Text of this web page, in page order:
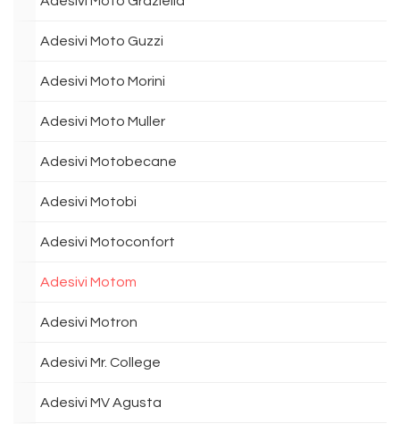
Adesivi Moto Guzzi
Adesivi Moto Morini
Adesivi Moto Muller
Adesivi Motobecane
Adesivi Motobi
Adesivi Motoconfort
Adesivi Motom
Adesivi Motron
Adesivi Mr. College
Adesivi MV Agusta